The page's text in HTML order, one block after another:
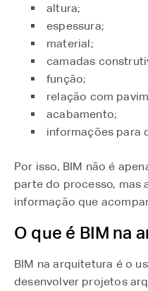
altura;
espessura;
material;
camadas
função;
relação com
acabamento;
informações para
Por isso, BIM não é
parte do processo, mas
informação que
O que é BIM na
BIM na arquitetura é o
desenvolver projetos